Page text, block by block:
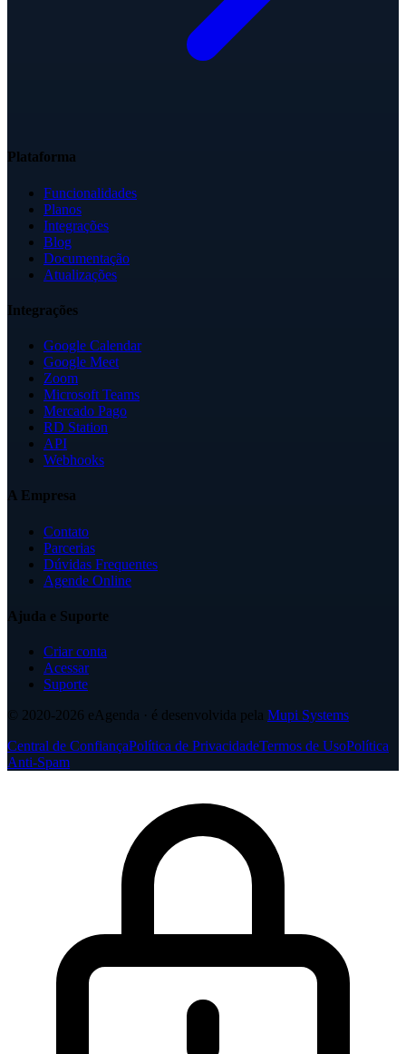
Plataforma
Funcionalidades
Planos
Integrações
Blog
Documentação
Atualizações
Integrações
Google Calendar
Google Meet
Zoom
Microsoft Teams
Mercado Pago
RD Station
API
Webhooks
A Empresa
Contato
Parcerias
Dúvidas Frequentes
Agende Online
Ajuda e Suporte
Criar conta
Acessar
Suporte
© 2020-2026 eAgenda · é desenvolvida pela Mupi Systems
Central de ConfiançaPolítica de PrivacidadeTermos de UsoPolítica
Anti-Spam